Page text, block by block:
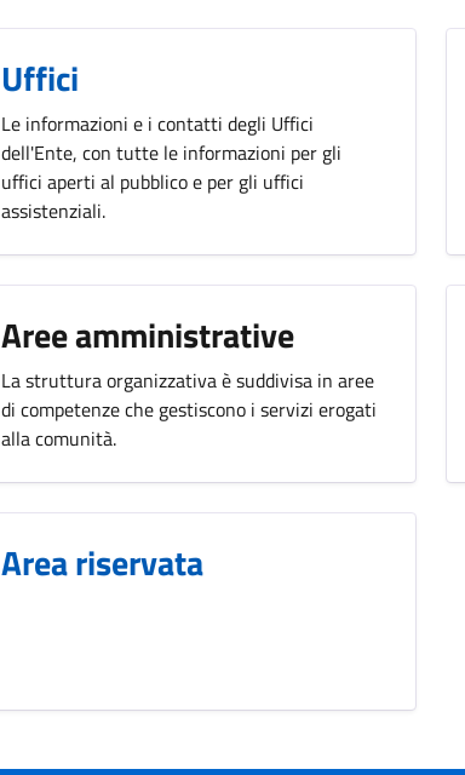
Uffici
Le informazioni e i contatti degli Uffici
dell'Ente, con tutte le informazioni per gli
uffici aperti al pubblico e per gli uffici
assistenziali.
Aree amministrative
La struttura organizzativa è suddivisa in aree
di competenze che gestiscono i servizi erogati
alla comunità.
Area riservata